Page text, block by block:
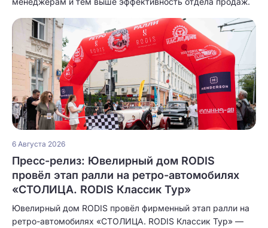
6 Августа 2026
Пресс-релиз: Ювелирный дом RODIS
провёл этап ралли на ретро-автомобилях
«СТОЛИЦА. RODIS Классик Тур»
Ювелирный дом RODIS провёл фирменный этап ралли на
ретро-автомобилях «СТОЛИЦА. RODIS Классик Тур» —